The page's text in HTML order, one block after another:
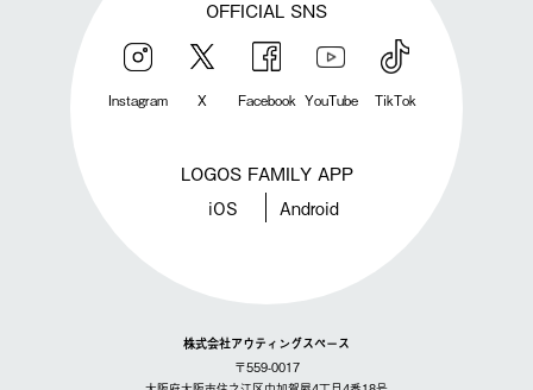
OFFICIAL SNS
Instagram X Facebook YouTube TikTok
LOGOS FAMILY APP
iOS Android
株式会社アウティングスペース
〒559-0017